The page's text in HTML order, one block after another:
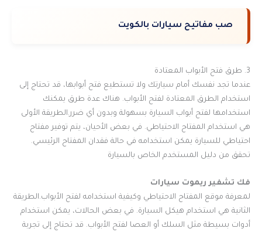
صب مفاتيح سيارات بالكويت
3. طرق فتح الأبواب المعتادة
عندما تجد نفسك أمام سيارتك ولا تستطيع فتح أبوابها، قد تحتاج إلى
استخدام الطرق المعتادة لفتح الأبواب. هناك عدة طرق يمكنك
استخدامها لفتح أبواب السيارة بسهولة وبدون أي ضرر.الطريقة الأولى
هي استخدام المفتاح الاحتياطي. في بعض الأحيان، يتم توفير مفتاح
احتياطي للسيارة يمكن استخدامه في حالة فقدان المفتاح الرئيسي.
تحقق من دليل المستخدم الخاص بالسيارة
فك تشفير ريموت سيارات
لمعرفة موقع المفتاح الاحتياطي وكيفية استخدامه لفتح الأبواب.الطريقة
الثانية هي استخدام هيكل السيارة. في بعض الحالات، يمكن استخدام
أدوات بسيطة مثل السلك أو العصا لفتح الأبواب. قد تحتاج إلى تجربة